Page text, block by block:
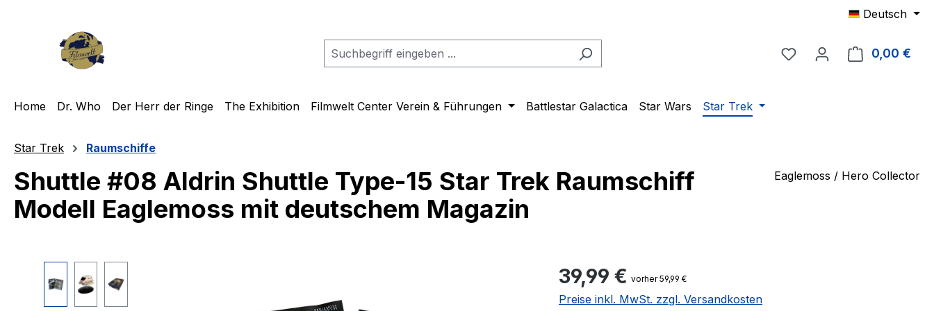
Deutsch
Du hast 0 Produkte auf
0,00 €
Home Dr. Who Der Herr der Ringe The Exhibition Filmwelt Center Verein & Führungen Battlestar Galactica Star Wars Star Trek
Star Trek Raumschiffe
Shuttle #08 Aldrin Shuttle Type-15 Star Trek Raumschiff
Modell Eaglemoss mit deutschem Magazin
Eaglemoss / Hero Collector
Regulärer Preis:
39,99 € vorher 59,99 €
Preise inkl. MwSt. zzgl. Versandkosten